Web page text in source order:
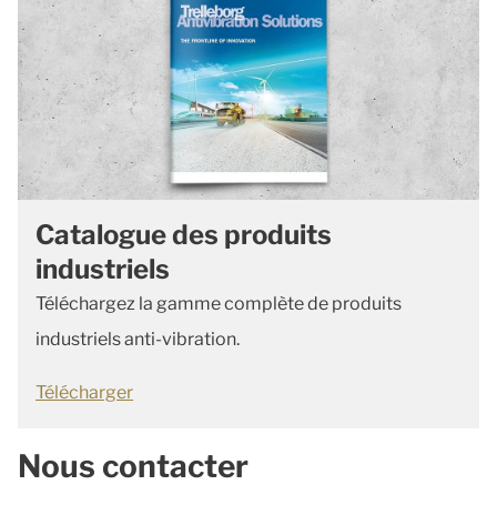
Catalogue des produits
industriels
Téléchargez la gamme complète de produits
industriels anti-vibration.
Télécharger
Nous contacter